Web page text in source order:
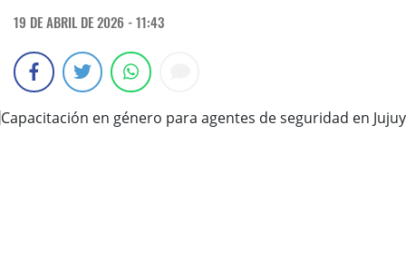
19 DE ABRIL DE 2026 - 11:43